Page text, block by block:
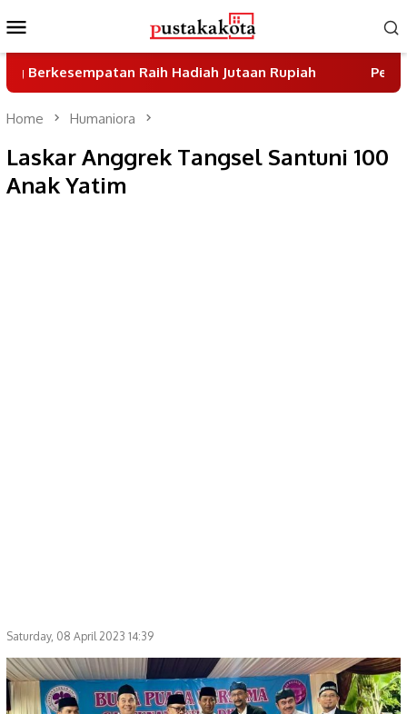
to
contentMenu
Raih Hadiah Jutaan Rupiah Pemkot
Home Humaniora
Laskar Anggrek Tangsel Santuni 100
Anak Yatim
Saturday, 08 April 2023 14:39